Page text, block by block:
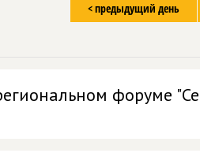
< предыдущий день
форуме